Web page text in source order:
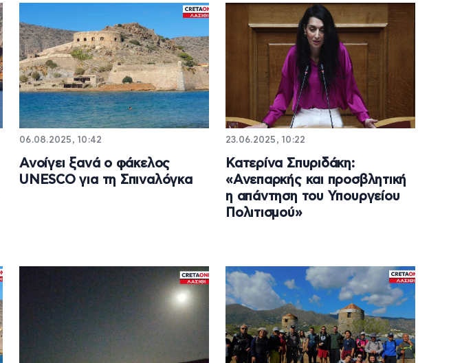
06.08.2025, 10:42
Ανοίγει ξανά ο φάκελος
UNESCO για τη Σπιναλόγκα
23.06.2025, 10:22
Κατερίνα Σπυριδάκη:
«Ανεπαρκής και προσβλητική
η απάντηση του Υπουργείου
Πολιτισμού»